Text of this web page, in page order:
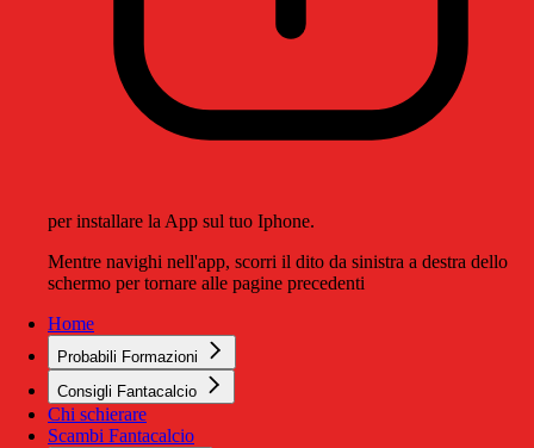
per installare la App sul tuo Iphone.
Mentre navighi nell'app, scorri il dito da sinistra a destra dello
schermo per tornare alle pagine precedenti
Home
Probabili Formazioni
Consigli Fantacalcio
Chi schierare
Scambi Fantacalcio